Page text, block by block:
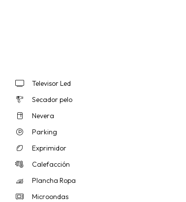
Televisor Led
Secador pelo
Nevera
Parking
Exprimidor
Calefacción
Plancha Ropa
Microondas